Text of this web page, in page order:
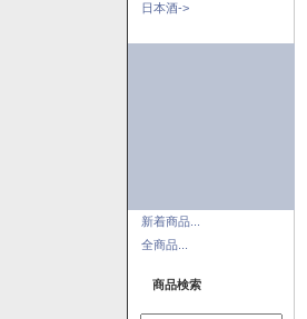
日本酒->
新着商品...
全商品...
商品検索